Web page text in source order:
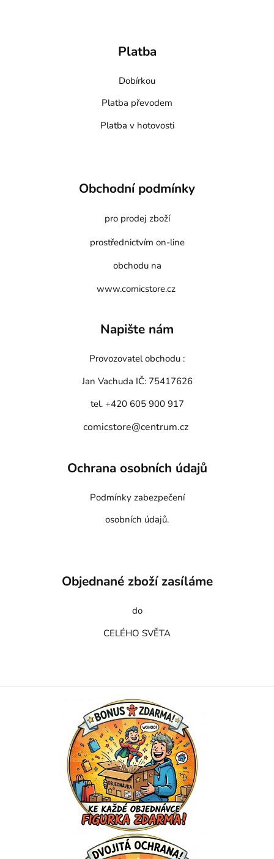
Platba
Dobírkou
Platba převodem
Platba v hotovosti
Obchodní podmínky
pro prodej zboží
prostřednictvím on-line
obchodu na
www.comicstore.cz
Napište nám
Provozovatel obchodu :
Jan Vachuda IČ: 75417626
tel. +420 605 900 917
comicstore@centrum.cz
Ochrana osobních údajů
Podmínky zabezpečení
osobních údajů.
Objednané zboží zasíláme
do
CELÉHO SVĚTA